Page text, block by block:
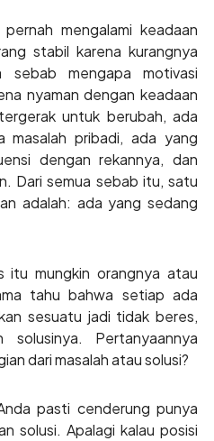
mengalami keadaan
stabil karena kurangnya
sebab mengapa motivasi
nyaman dengan keadaan
untuk berubah, ada
masalah pribadi, ada yang
dengan rekannya, dan
Dari semua sebab itu, satu
adalah: ada yang sedang
itu mungkin orangnya atau
tahu bahwa setiap ada
sesuatu jadi tidak beres,
Pertanyaannya
dari masalah atau solusi?
pasti cenderung punya
solusi. Apalagi kalau posisi